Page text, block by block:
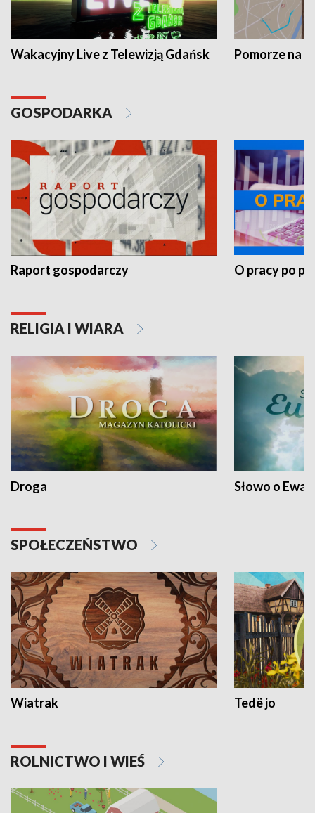
Wakacyjny Live z Telewizją Gdańsk Pomorze na
GOSPODARKA
Raport gospodarczy O pracy po
RELIGIA I WIARA
Droga Słowo o
SPOŁECZEŃSTWO
Wiatrak Tedë jo
ROLNICTWO I WIEŚ